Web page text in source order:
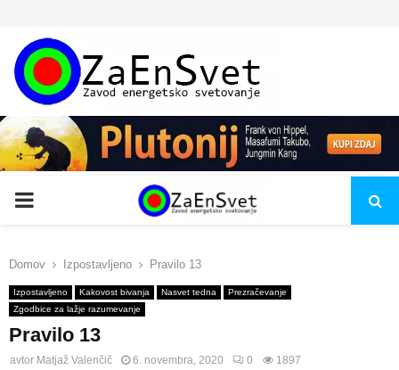
PRIMARY
Domov Izpostavljeno Pravilo 13
Izpostavljeno Kakovost bivanja Nasvet tedna
Prezračevanje
Zgodbice za lažje razumevanje
Pravilo 13
avtor Matjaž Valenčič 6. novembra, 2020 0 1897